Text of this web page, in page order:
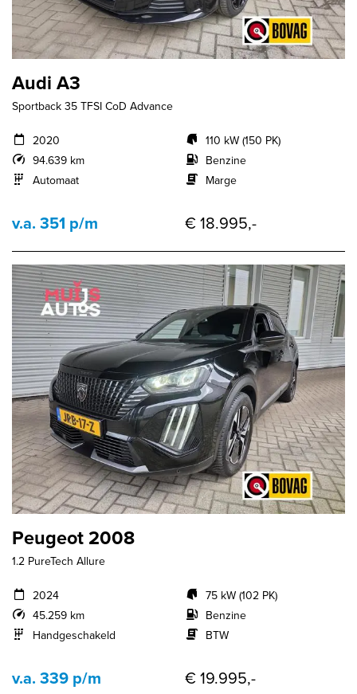
Audi A3
Sportback 35 TFSI CoD Advance
2020
94.639 km
Automaat
110 kW (150 PK)
Benzine
Marge
v.a. 351 p/m € 18.995,-
Peugeot 2008
1.2 PureTech Allure
2024
45.259 km
Handgeschakeld
75 kW (102 PK)
Benzine
BTW
v.a. 339 p/m € 19.995,-